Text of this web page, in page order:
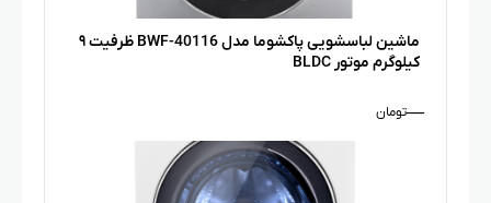
ماشین لباسشویی پاکشوما مدل BWF-40116 ظرفیت ۹
کیلوگرم موتور BLDC
—تومان